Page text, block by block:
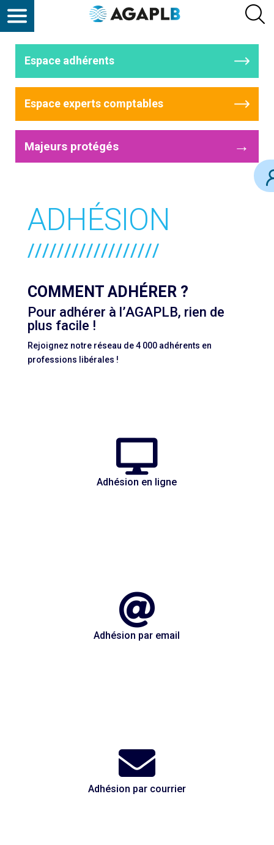
Espace adhérents
Espace experts comptables
Majeurs protégés →
ADHÉSION
//////////////////
COMMENT ADHÉRER ?
Pour adhérer à l’AGAPLB, rien de
plus facile !
Rejoignez notre réseau de 4 000 adhérents en
professions libérales !

Adhésion en ligne

Adhésion par email

Adhésion par courrier